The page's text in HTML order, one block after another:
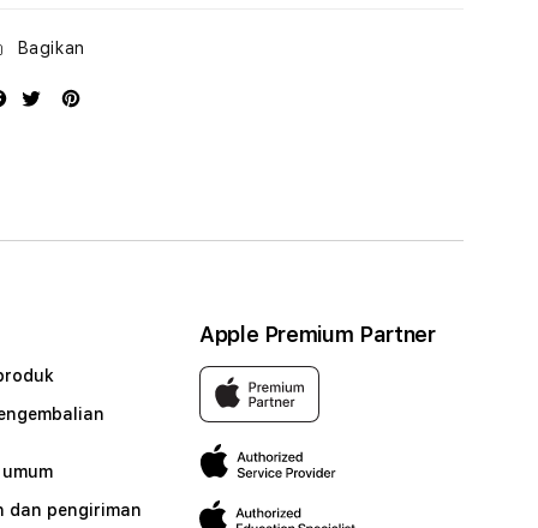
Bagikan
dan pengiriman
Apple Premium Partner